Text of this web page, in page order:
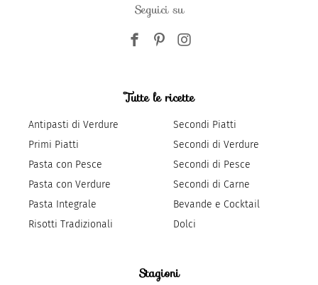
Seguici su
Tutte le ricette
Antipasti di Verdure
Primi Piatti
Pasta con Pesce
Pasta con Verdure
Pasta Integrale
Risotti Tradizionali
Secondi Piatti
Secondi di Verdure
Secondi di Pesce
Secondi di Carne
Bevande e Cocktail
Dolci
Stagioni